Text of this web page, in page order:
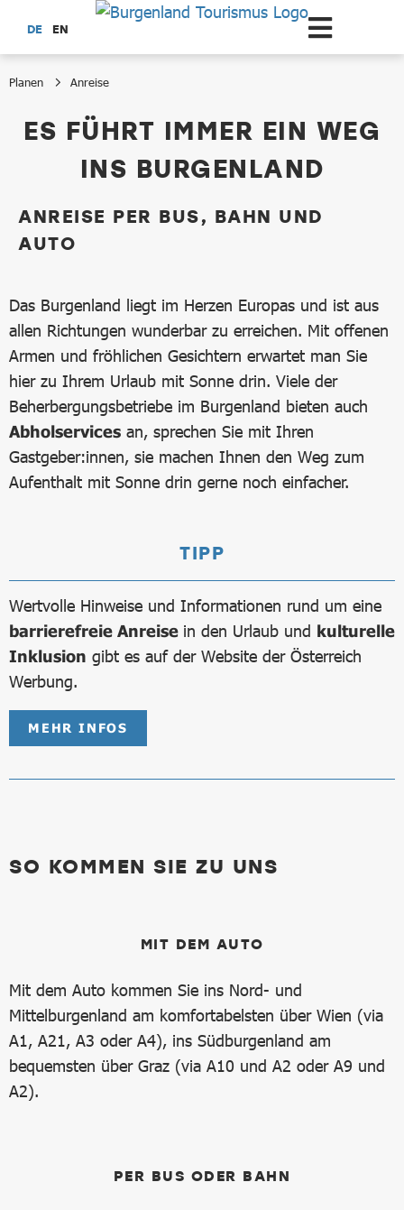
Zum Hauptinhalt springen
DE EN
Planen Anreise
AnreiseES FÜHRT IMMER EIN WEG
INS BURGENLAND
ANREISE PER BUS, BAHN UND
AUTO
Das Burgenland liegt im Herzen Europas und ist aus
allen Richtungen wunderbar zu erreichen. Mit offenen
Armen und fröhlichen Gesichtern erwartet man Sie
hier zu Ihrem Urlaub mit Sonne drin. Viele der
Beherbergungsbetriebe im Burgenland bieten auch
Abholservices an, sprechen Sie mit Ihren
Gastgeber:innen, sie machen Ihnen den Weg zum
Aufenthalt mit Sonne drin gerne noch einfacher.
TIPP
Wertvolle Hinweise und Informationen rund um eine
barrierefreie Anreise in den Urlaub und kulturelle
Inklusion gibt es auf der Website der Österreich
Werbung.
MEHR INFOS
SO KOMMEN SIE ZU UNS
MIT DEM AUTO
Mit dem Auto kommen Sie ins Nord- und
Mittelburgenland am komfortabelsten über Wien (via
A1, A21, A3 oder A4), ins Südburgenland am
bequemsten über Graz (via A10 und A2 oder A9 und
A2).
PER BUS ODER BAHN